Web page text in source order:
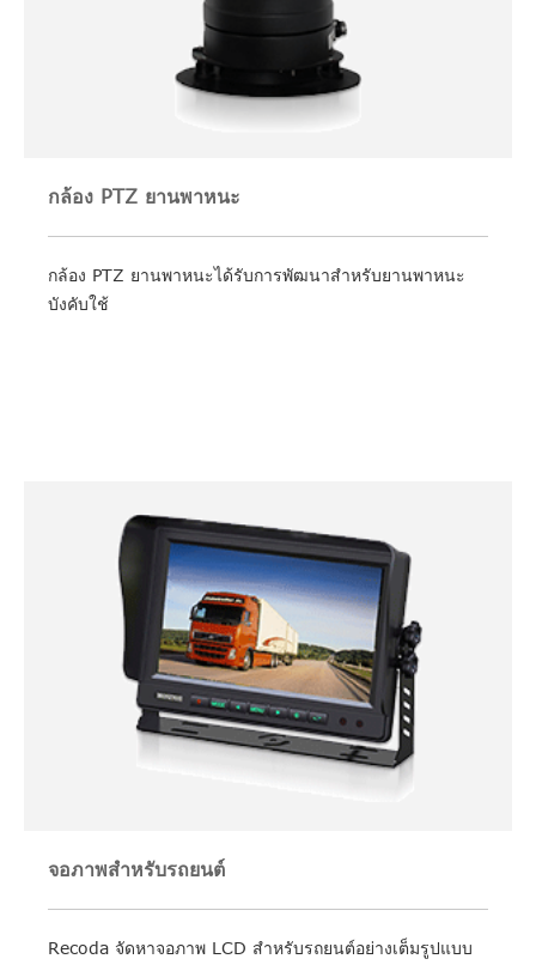
กล้อง PTZ ยานพาหนะ
กล้อง PTZ ยานพาหนะได้รับการพัฒนาสำหรับยานพาหนะ
บังคับใช้
จอภาพสำหรับรถยนต์
Recoda จัดหาจอภาพ LCD สำหรับรถยนต์อย่างเต็มรูปแบบ